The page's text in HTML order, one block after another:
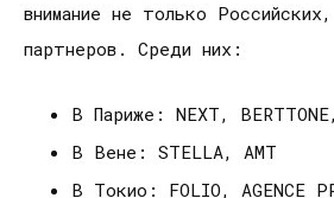
внимание не только
партнеров. Среди них:
В Париже: NEXT,
В Вене: STELLA, AMT
В Токио: FOLIO, AGENCE